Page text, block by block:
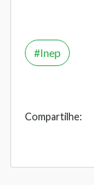
Inep
Compartilhe: